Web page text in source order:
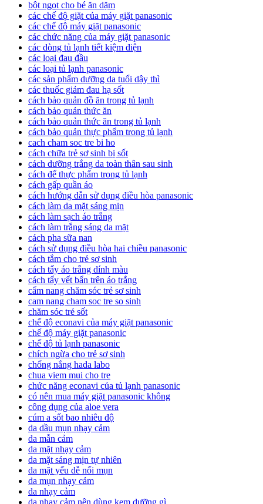
bột ngọt cho bé ăn dặm
các chế độ giặt của máy giặt panasonic
các chế độ máy giặt panasonic
các chức năng của máy giặt panasonic
các dòng tủ lạnh tiết kiệm điện
các loại đau đầu
các loại tủ lạnh panasonic
các sản phẩm dưỡng da tuổi dậy thì
các thuốc giảm đau hạ sốt
cách bảo quản đồ ăn trong tủ lạnh
cách bảo quản thức ăn
cách bảo quản thức ăn trong tủ lạnh
cách bảo quản thực phẩm trong tủ lạnh
cach cham soc tre bi ho
cách chữa trẻ sơ sinh bị sốt
cách dưỡng trắng da toàn thân sau sinh
cách để thực phẩm trong tủ lạnh
cách gấp quần áo
cách hướng dẫn sử dụng điều hòa panasonic
cách làm da mặt sáng mịn
cách làm sạch áo trắng
cách làm trắng sáng da mặt
cách pha sữa nan
cách sử dụng điều hòa hai chiều panasonic
cách tắm cho trẻ sơ sinh
cách tẩy áo trắng dính màu
cách tẩy vết bẩn trên áo trắng
cẩm nang chăm sóc trẻ sơ sinh
cam nang cham soc tre so sinh
chăm sóc trẻ sốt
chế độ econavi của máy giặt panasonic
chế độ máy giặt panasonic
chế độ tủ lạnh panasonic
chích ngừa cho trẻ sơ sinh
chống nắng hada labo
chua viem mui cho tre
chức năng econavi của tủ lạnh panasonic
có nên mua máy giặt panasonic không
công dụng của aloe vera
cúm a sốt bao nhiêu độ
da dầu mụn nhạy cảm
da mẫn cảm
da mặt nhạy cảm
da mặt sáng mịn tự nhiên
da mặt yếu dễ nổi mụn
da mụn nhạy cảm
da nhạy cảm
da nhạy cảm nên dùng kem dưỡng gì